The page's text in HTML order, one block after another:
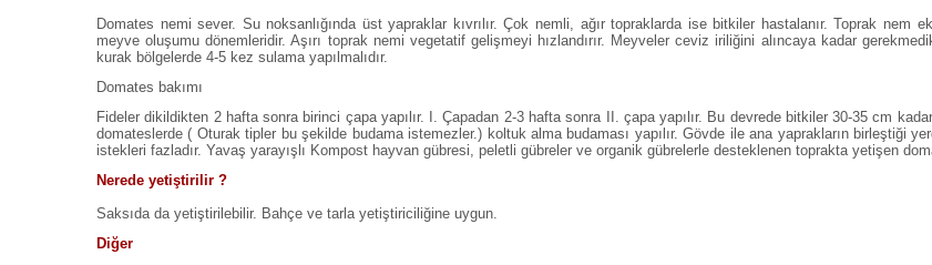
Domates nemi sever. Su noksanlığında üst yapraklar kıvrılır. Çok nemli, ağır topraklarda ise bitkiler hastalanır. Toprak nem
meyve oluşumu dönemleridir. Aşırı toprak nemi vegetatif gelişmeyi hızlandırır. Meyveler ceviz iriliğini alıncaya kadar
kurak bölgelerde 4-5 kez sulama yapılmalıdır.
Domates bakımı
Fideler dikildikten 2 hafta sonra birinci çapa yapılır. I. Çapadan 2-3 hafta sonra II. çapa yapılır. Bu devrede bitkiler 30-35 cm
domateslerde ( Oturak tipler bu şekilde budama istemezler.) koltuk alma budaması yapılır. Gövde ile ana yaprakların birleştiği
istekleri fazladır. Yavaş yarayışlı Kompost hayvan gübresi, peletli gübreler ve organik gübrelerle desteklenen toprakta yetişen
Nerede yetiştirilir ?
Saksıda da yetiştirilebilir. Bahçe ve tarla yetiştiriciliğine uygun.
Diğer